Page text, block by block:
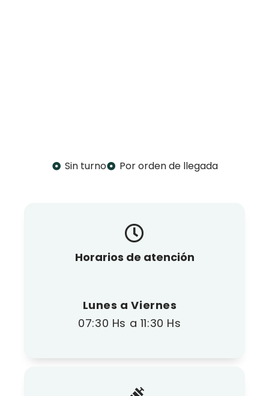
Sin turno Por orden de llegada
Horarios de atención
Lunes a Viernes
07:30 Hs a 11:30 Hs